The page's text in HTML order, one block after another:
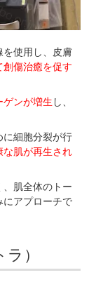
使用し、皮膚
傷治癒を促す
ゲンが増生 し、
に細胞分裂が行
な肌が再生され
肌全体のトー
にアプローチで
）